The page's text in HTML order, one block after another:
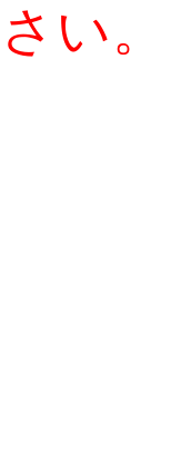
さい。